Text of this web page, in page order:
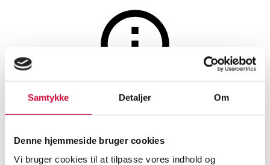
Samtykke Detaljer Om
Denne hjemmeside bruger cookies
Vi bruger cookies til at tilpasse vores indhold og
Auktionen er afsluttet
Luplau Janssen. To
landskabsparti. (2)